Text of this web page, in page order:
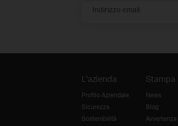
Indirizzo email
L'azienda
Profilo Aziendale
Sicurezza
Sostenibilità
Stampa
News
Blog